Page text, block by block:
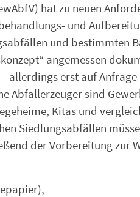
hat zu neuen
und
und bestimmten
angemessen
allerdings erst auf
Abfallerzeuger sind
Kitas und
Siedlungsabfällen
der Vorbereitung zur